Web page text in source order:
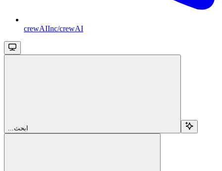
crewAIInc/crewAI
...ابحث